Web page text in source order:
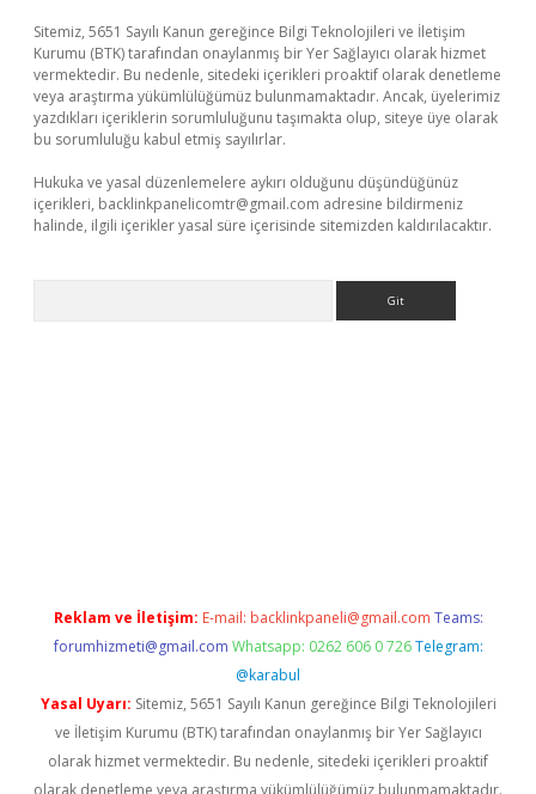
Sitemiz, 5651 Sayılı Kanun gereğince Bilgi Teknolojileri ve İletişim
Kurumu (BTK) tarafından onaylanmış bir Yer Sağlayıcı olarak hizmet
vermektedir. Bu nedenle, sitedeki içerikleri proaktif olarak denetleme
veya araştırma yükümlülüğümüz bulunmamaktadır. Ancak, üyelerimiz
yazdıkları içeriklerin sorumluluğunu taşımakta olup, siteye üye olarak
bu sorumluluğu kabul etmiş sayılırlar.
Hukuka ve yasal düzenlemelere aykırı olduğunu düşündüğünüz
içerikleri, backlinkpanelicomtr@gmail.com adresine bildirmeniz
halinde, ilgili içerikler yasal süre içerisinde sitemizden kaldırılacaktır.
Reklam ve İletişim: E-mail: backlinkpaneli@gmail.com Teams:
forumhizmeti@gmail.com Whatsapp: 0262 606 0 726 Telegram:
@karabul
Yasal Uyarı: Sitemiz, 5651 Sayılı Kanun gereğince Bilgi Teknolojileri
ve İletişim Kurumu (BTK) tarafından onaylanmış bir Yer Sağlayıcı
olarak hizmet vermektedir. Bu nedenle, sitedeki içerikleri proaktif
olarak denetleme veya araştırma yükümlülüğümüz bulunmamaktadır.